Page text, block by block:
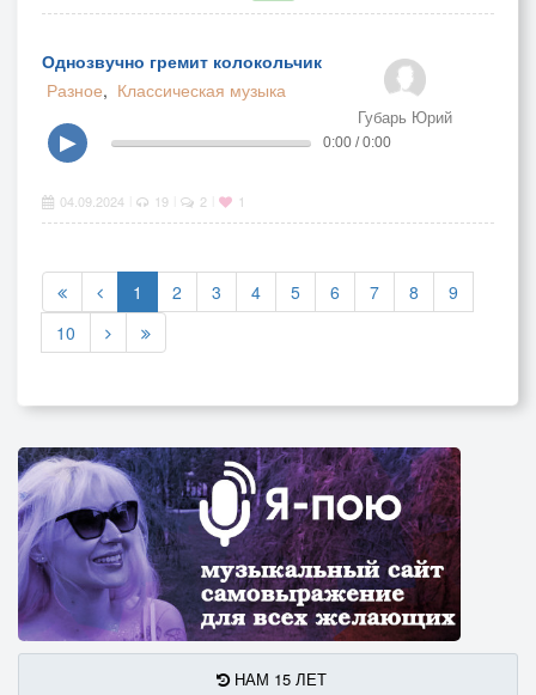
Однозвучно гремит колокольчик
Разное, Классическая музыка
Губарь Юрий
▶ 0:00 / 0:00
04.09.2024 19 2 1
1 2 3 4 5 6 7 8
9
10
НАМ 15 ЛЕТ